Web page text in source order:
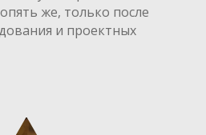
же, только после
и проектных